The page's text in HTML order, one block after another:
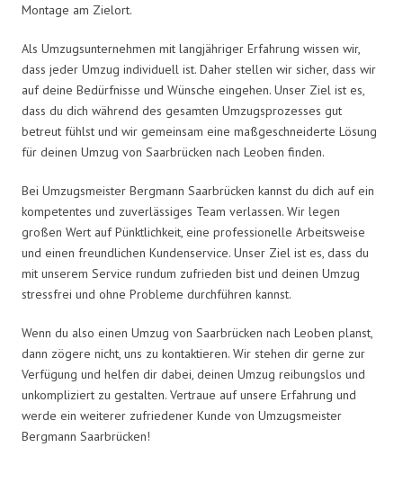
Montage am Zielort.
Als Umzugsunternehmen mit langjähriger Erfahrung wissen wir,
dass jeder Umzug individuell ist. Daher stellen wir sicher, dass wir
auf deine Bedürfnisse und Wünsche eingehen. Unser Ziel ist es,
dass du dich während des gesamten Umzugsprozesses gut
betreut fühlst und wir gemeinsam eine maßgeschneiderte Lösung
für deinen Umzug von Saarbrücken nach Leoben finden.
Bei Umzugsmeister Bergmann Saarbrücken kannst du dich auf ein
kompetentes und zuverlässiges Team verlassen. Wir legen
großen Wert auf Pünktlichkeit, eine professionelle Arbeitsweise
und einen freundlichen Kundenservice. Unser Ziel ist es, dass du
mit unserem Service rundum zufrieden bist und deinen Umzug
stressfrei und ohne Probleme durchführen kannst.
Wenn du also einen Umzug von Saarbrücken nach Leoben planst,
dann zögere nicht, uns zu kontaktieren. Wir stehen dir gerne zur
Verfügung und helfen dir dabei, deinen Umzug reibungslos und
unkompliziert zu gestalten. Vertraue auf unsere Erfahrung und
werde ein weiterer zufriedener Kunde von Umzugsmeister
Bergmann Saarbrücken!